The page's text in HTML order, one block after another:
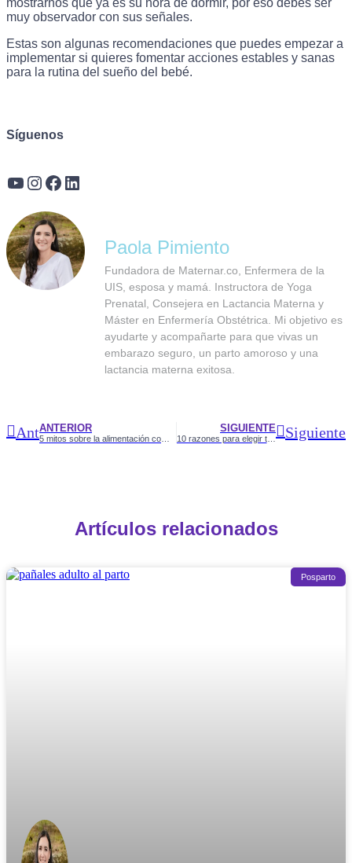
mostrarnos que ya es su hora de dormir, por eso debes ser
muy observador con sus señales.
Estas son algunas recomendaciones que puedes empezar a
implementar si quieres fomentar acciones estables y sanas
para la rutina del sueño del bebé.
Síguenos
YouTube Instagram Facebook https://www.linkedin.com/company/maternar-co/
Paola Pimiento
Fundadora de Maternar.co, Enfermera de la
UIS, esposa y mamá. Instructora de Yoga
Prenatal, Consejera en Lactancia Materna y
Máster en Enfermería Obstétrica. Mi objetivo es
ayudarte y acompañarte para que vivas un
embarazo seguro, un parto amoroso y una
lactancia materna exitosa.
AntANTERIOR SIGUIENTE
10 razones para elegir tu Curso Psicoprofiláctico: ¡No te pierdas la impactante #6! Siguiente
Artículos relacionados
Posparto